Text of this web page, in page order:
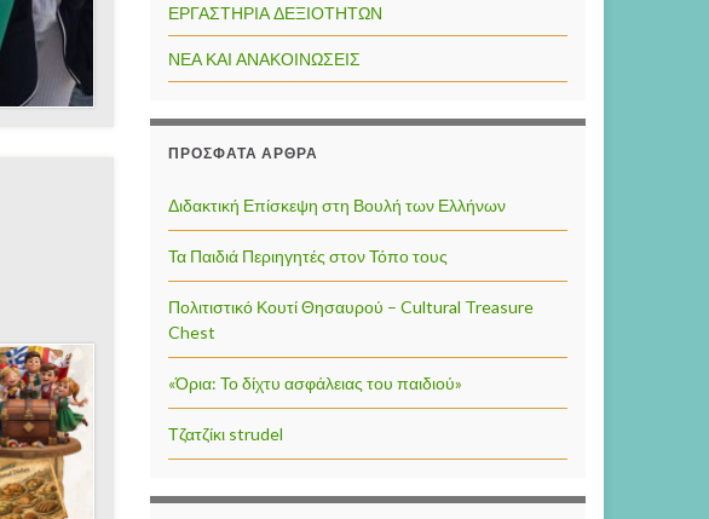
ΕΡΓΑΣΤΗΡΙΑ ΔΕΞΙΟΤΗΤΩΝ
ΝΕΑ ΚΑΙ ΑΝΑΚΟΙΝΩΣΕΙΣ
ΠΡΌΣΦΑΤΑ ΆΡΘΡΑ
Διδακτική Επίσκεψη στη Βουλή των Ελλήνων
Τα Παιδιά Περιηγητές στον Τόπο τους
Πολιτιστικό Κουτί Θησαυρού – Cultural Treasure
Chest
«Όρια: Το δίχτυ ασφάλειας του παιδιού»
Τζατζίκι strudel